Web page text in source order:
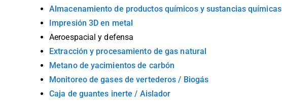
Almacenamiento de productos químicos y sustancias químicas
Impresión 3D en metal
Aeroespacial y defensa
Extracción y procesamiento de gas natural
Metano de yacimientos de carbón
Monitoreo de gases de vertederos / Biogás
Caja de guantes inerte / Aislador